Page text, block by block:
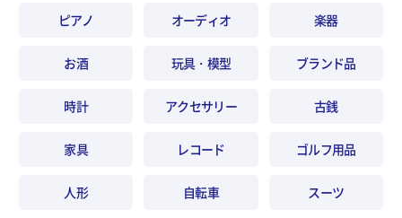
ピアノ オーディオ 楽器
お酒 玩具・模型 ブランド品
時計 アクセサリー 古銭
家具 レコード ゴルフ用品
人形 自転車 スーツ